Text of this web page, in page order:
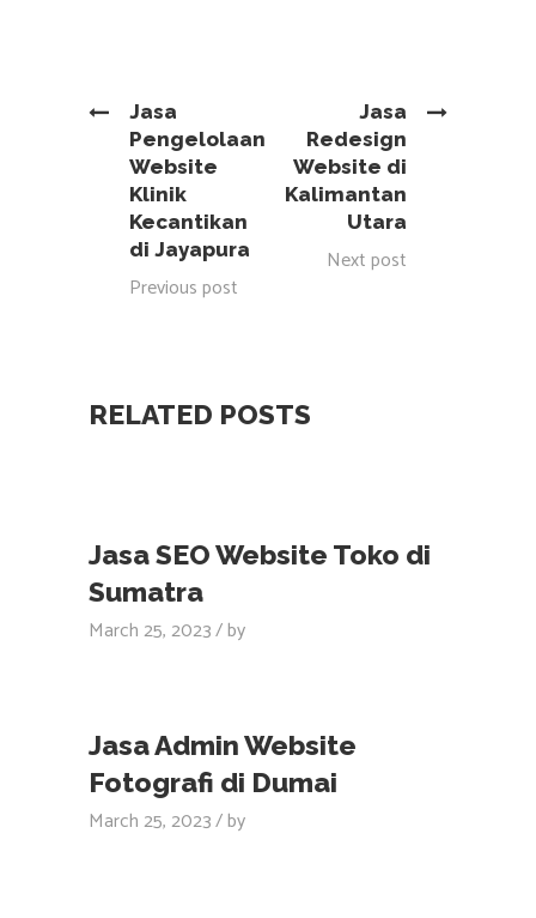
Jasa
Pengelolaan
Website
Klinik
Kecantikan
di Jayapura
Previous post
Jasa
Redesign
Website di
Kalimantan
Utara
Next post
RELATED POSTS
Jasa SEO Website Toko di
Sumatra
March 25, 2023 by
Jasa Admin Website
Fotografi di Dumai
March 25, 2023 by